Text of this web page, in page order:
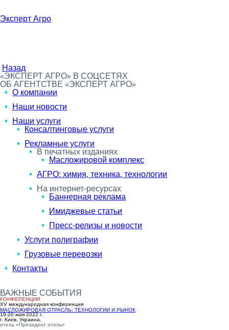
Эксперт Агро
Назад
«ЭКСПЕРТ АГРО» В СОЦСЕТЯХ
ОБ АГЕНТСТВЕ «ЭКСПЕРТ АГРО»
О компании
Наши новости
Наши услуги
Консалтинговые услуги
Рекламные услуги
В печатных изданиях
Масложировой комплекс
АГРО: химия, техника, технологии
На интернет-ресурсах
Баннерная реклама
Имиджевые статьи
Пресс-релизы и новости
Услуги полиграфии
Грузовые перевозки
Контакты
ВАЖНЫЕ СОБЫТИЯ
КОНФЕРЕНЦИИ
ХV международная конференция
МАСЛОЖИРОВАЯ ОТРАСЛЬ: ТЕХНОЛОГИИ И РЫНОК
19-20 мая 2022 г.
г. Киев, Украина,
отель «Президент отель»